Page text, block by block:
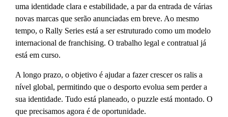
uma identidade clara e estabilidade, a par da entrada de várias
novas marcas que serão anunciadas em breve. Ao mesmo
tempo, o Rally Series está a ser estruturado como um modelo
internacional de franchising. O trabalho legal e contratual já
está em curso.
A longo prazo, o objetivo é ajudar a fazer crescer os ralis a
nível global, permitindo que o desporto evolua sem perder a
sua identidade. Tudo está planeado, o puzzle está montado. O
que precisamos agora é de oportunidade.